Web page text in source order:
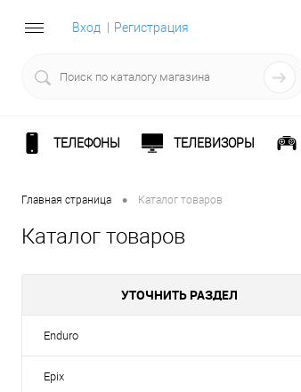
Вход Регистрация
ТЕЛЕФОНЫ ТЕЛЕВИЗОРЫ
Главная страница • Каталог товаров
Каталог товаров
УТОЧНИТЬ РАЗДЕЛ
Enduro
Epix